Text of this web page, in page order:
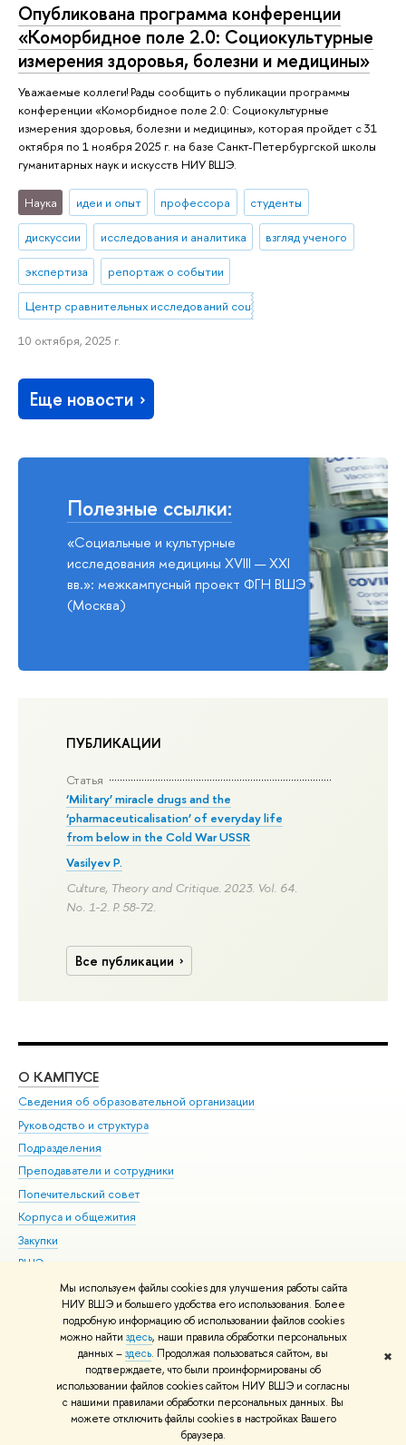
Мы используем файлы cookies для улучшения работы сайта
НИУ ВШЭ и большего удобства его использования. Более
подробную информацию об использовании файлов cookies
можно найти здесь, наши правила обработки персональных
данных –здесь. Продолжая пользоваться сайтом, вы
подтверждаете, что были проинформированы об
использовании файлов cookies сайтом НИУ ВШЭ и согласны
с нашими правилами обработки персональных данных. Вы
можете отключить файлы cookies в настройках Вашего
браузера.
✖
Полезные ссылки:
«Социальные и культурные
исследования медицины XVIII — XXI
вв.»: межкампусный проект ФГН ВШЭ
(Москва)
ПУБЛИКАЦИИ
Статья
‘Military’ miracle drugs and the
‘pharmaceuticalisation’ of everyday life
from below in the Cold War USSR
Vasilyev P.
Culture, Theory and Critique. 2023. Vol. 64.
No. 1-2. P. 58-72.
Все публикации
Опубликована программа конференции
«Коморбидное поле 2.0: Социокультурные
измерения здоровья, болезни и медицины»
Уважаемые коллеги! Рады сообщить о публикации программы
конференции «Коморбидное поле 2.0: Социокультурные
измерения здоровья, болезни и медицины», которая пройдет с 31
октября по 1 ноября 2025 г. на базе Санкт-Петербургской школы
гуманитарных наук и искусств НИУ ВШЭ.
Наука идеи и опыт профессора студенты
дискуссии исследования и аналитика взгляд ученого
экспертиза репортаж о событии
Центр сравнительных исследований социального благополучия
10 октября, 2025 г.
Еще новости
О КАМПУСЕ
Сведения об образовательной организации
Руководство и структура
Подразделения
Преподаватели и сотрудники
Попечительский совет
Корпуса и общежития
Закупки
ВШЭ для студентов с ограниченными возможностями
здоровья и инвалидностью
Версия для слабовидящих
Единая платежная страница
© НИУ ВШЭ 1993–2026 Адреса и контакты Условия использования
материалов Политика конфиденциальности Карта сайта
Шрифты HSE Sans и HSE Slab разработаны вШколе дизайна НИУ ВШЭ